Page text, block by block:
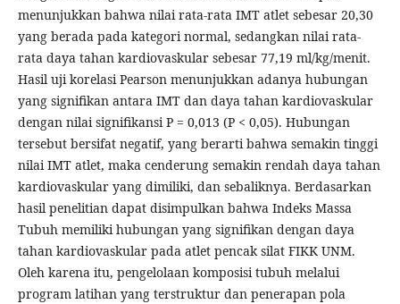
menunjukkan bahwa nilai rata-rata IMT atlet sebesar 20,30
yang berada pada kategori normal, sedangkan nilai rata-
rata daya tahan kardiovaskular sebesar 77,19 ml/kg/menit.
Hasil uji korelasi Pearson menunjukkan adanya hubungan
yang signifikan antara IMT dan daya tahan kardiovaskular
dengan nilai signifikansi P = 0,013 (P < 0,05). Hubungan
tersebut bersifat negatif, yang berarti bahwa semakin tinggi
nilai IMT atlet, maka cenderung semakin rendah daya tahan
kardiovaskular yang dimiliki, dan sebaliknya. Berdasarkan
hasil penelitian dapat disimpulkan bahwa Indeks Massa
Tubuh memiliki hubungan yang signifikan dengan daya
tahan kardiovaskular pada atlet pencak silat FIKK UNM.
Oleh karena itu, pengelolaan komposisi tubuh melalui
program latihan yang terstruktur dan penerapan pola